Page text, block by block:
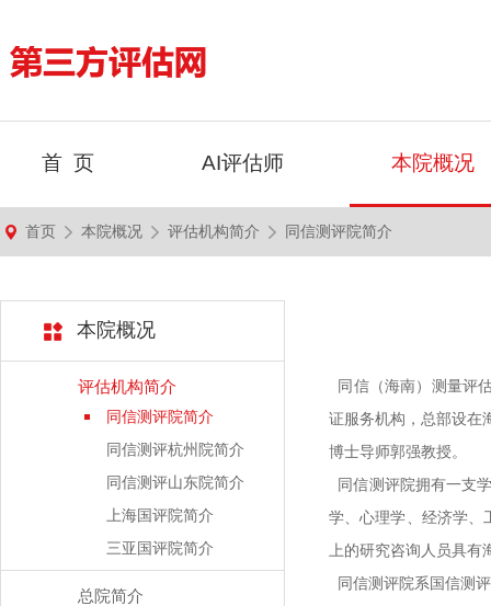
首 页 AI评估师 本院概况
首页 本院概况 评估机构简介 同信测评院简介
本院概况
评估机构简介
同信测评院简介
同信测评杭州院简介
同信测评山东院简介
上海国评院简介
三亚国评院简介
总院简介
同信（海南）测量评
证服务机构，总部设在
博士导师郭强教授。
同信测评院拥有一支
学、心理学、经济学、
上的研究咨询人员具有
同信测评院系国信测